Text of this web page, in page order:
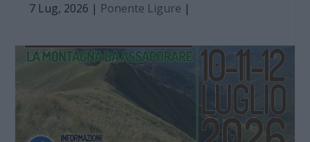
7 Lug, 2026 | Ponente Ligure |